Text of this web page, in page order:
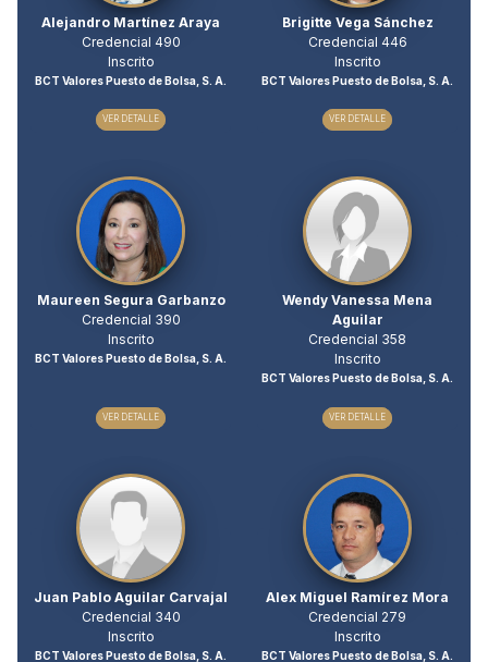
Alejandro Martínez Araya
Credencial 490
Inscrito
BCT Valores Puesto de Bolsa, S. A.
VER DETALLE
Brigitte Vega Sánchez
Credencial 446
Inscrito
BCT Valores Puesto de Bolsa, S. A.
VER DETALLE
Maureen Segura Garbanzo
Credencial 390
Inscrito
BCT Valores Puesto de Bolsa, S. A.
VER DETALLE
Wendy Vanessa Mena
Aguilar
Credencial 358
Inscrito
BCT Valores Puesto de Bolsa, S. A.
VER DETALLE
Juan Pablo Aguilar Carvajal
Credencial 340
Inscrito
BCT Valores Puesto de Bolsa, S. A.
Alex Miguel Ramírez Mora
Credencial 279
Inscrito
BCT Valores Puesto de Bolsa, S. A.